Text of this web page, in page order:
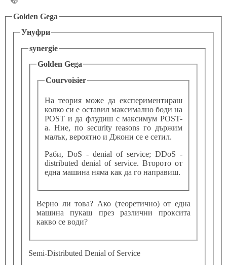
Golden Gega
Унуфри
synergie
Golden Gega
Courvoisier
На теория може да експериментираш
колко си е оставил максимално боди на
POST и да флудиш с максимум POST-
а. Ние, по security reasons го държим
малък, вероятно и Джони се е сетил.
Раби, DoS - denial of service; DDoS -
distributed denial of service. Второто от
една машина няма как да го направиш.
Верно ли това? Ако (теоретично) от една
машина пукаш през различни проксита
какво се води?
Semi-Distributed Denial of Service